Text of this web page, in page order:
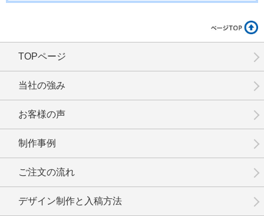
TOPページ
当社の強み
お客様の声
制作事例
ご注文の流れ
デザイン制作と入稿方法